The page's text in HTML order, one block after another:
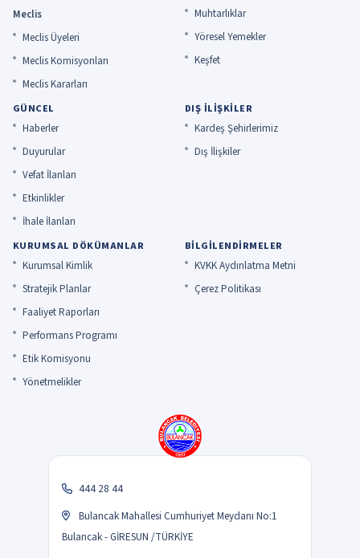
Meclis
Meclis Üyeleri
Meclis Komisyonları
Meclis Kararları
Muhtarlıklar
Yöresel Yemekler
Keşfet
GÜNCEL
Haberler
Duyurular
Vefat İlanları
Etkinlikler
İhale İlanları
DIŞ İLIŞKILER
Kardeş Şehirlerimiz
Dış İlişkiler
KURUMSAL DÖKÜMANLAR
Kurumsal Kimlik
Stratejik Planlar
Faaliyet Raporları
Performans Programı
Etik Komisyonu
Yönetmelikler
BILGILENDIRMELER
KVKK Aydınlatma Metni
Çerez Politikası
444 28 44
Bulancak Mahallesi Cumhuriyet Meydanı No:1
Bulancak - GİRESUN /TÜRKİYE